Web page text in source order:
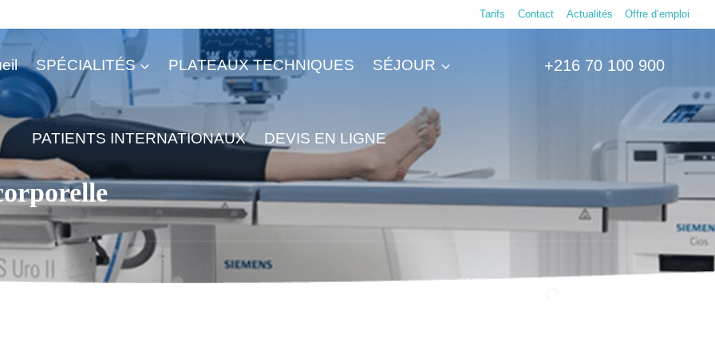
Tarifs Contact Actualités Offre d’emploi
SPÉCIALITÉS PLATEAUX TECHNIQUES SÉJOUR
PATIENTS INTERNATIONAUX DEVIS EN LIGNE
+216 70 100 900